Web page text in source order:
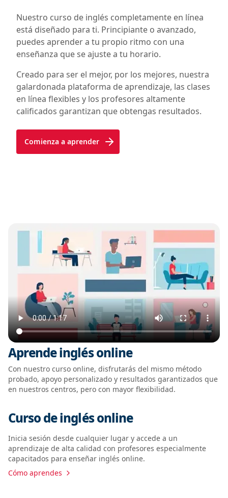
Nuestro curso de inglés completamente en línea
está diseñado para ti. Principiante o avanzado,
puedes aprender a tu propio ritmo con una
enseñanza que se ajuste a tu horario.
Creado para ser el mejor, por los mejores, nuestra
galardonada plataforma de aprendizaje, las clases
en línea flexibles y los profesores altamente
calificados garantizan que obtengas resultados.
Comienza a aprender
Aprende inglés online
Con nuestro curso online, disfrutarás del mismo método
probado, apoyo personalizado y resultados garantizados que
en nuestros centros, pero con mayor flexibilidad.
Curso de inglés online
Inicia sesión desde cualquier lugar y accede a un
aprendizaje de alta calidad con profesores especialmente
capacitados para enseñar inglés online.
Cómo aprendes